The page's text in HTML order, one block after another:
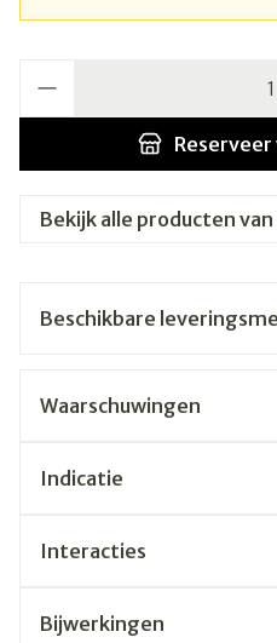
Reserveer
Bekijk alle producten van
Beschikbare
Waarschuwingen
Indicatie
Interacties
Bijwerkingen